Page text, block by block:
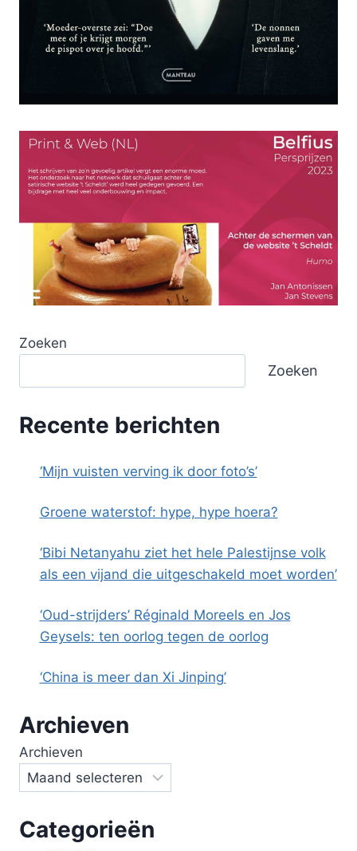
Zoeken
Zoeken
Recente berichten
‘Mijn vuisten verving ik door foto’s’
Groene waterstof: hype, hype hoera?
‘Bibi Netanyahu ziet het hele Palestijnse volk
als een vijand die uitgeschakeld moet worden’
‘Oud-strijders’ Réginald Moreels en Jos
Geysels: ten oorlog tegen de oorlog
‘China is meer dan Xi Jinping’
Archieven
Archieven
Categorieën